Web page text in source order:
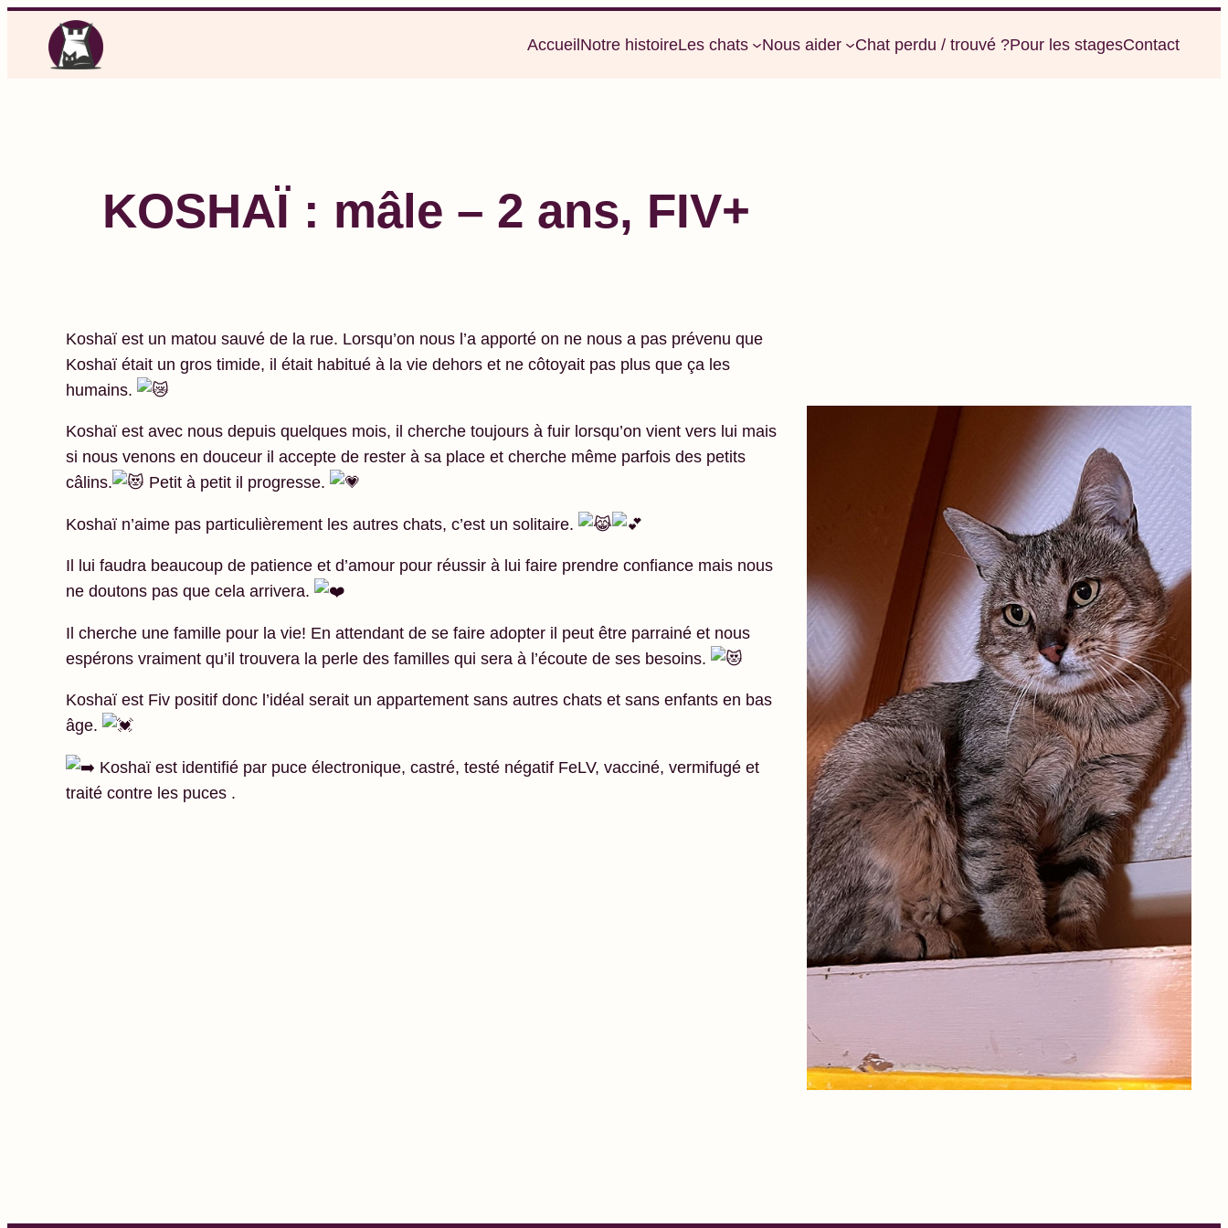
contenu
AccueilNotre histoireLes chats Nous aider Chat perdu / trouvé ?Pour les stagesContact
KOSHAÏ : mâle – 2 ans, FIV+
Koshaï est un matou sauvé de la rue. Lorsqu’on nous l’a apporté on ne nous a pas prévenu que
Koshaï était un gros timide, il était habitué à la vie dehors et ne côtoyait pas plus que ça les
humains.
Koshaï est avec nous depuis quelques mois, il cherche toujours à fuir lorsqu’on vient vers lui mais
si nous venons en douceur il accepte de rester à sa place et cherche même parfois des petits
câlins.
Petit à petit il progresse.
Koshaï n’aime pas particulièrement les autres chats, c’est un solitaire.
Il lui faudra beaucoup de patience et d’amour pour réussir à lui faire prendre confiance mais nous
ne doutons pas que cela arrivera.
Il cherche une famille pour la vie! En attendant de se faire adopter il peut être parrainé et nous
espérons vraiment qu’il trouvera la perle des familles qui sera à l’écoute de ses besoins.
Koshaï est Fiv positif donc l’idéal serait un appartement sans autres chats et sans enfants en bas
âge.
Koshaï est identifié par puce électronique, castré, testé négatif FeLV, vacciné, vermifugé et
traité contre les puces .